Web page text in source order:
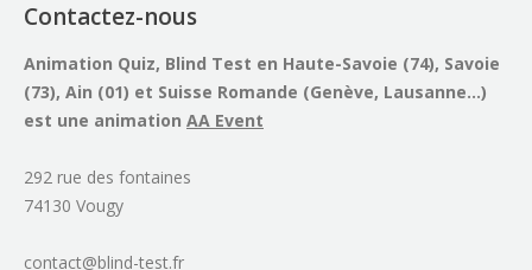
Contactez-nous
Animation Quiz, Blind Test en Haute-Savoie (74), Savoie
(73), Ain (01) et Suisse Romande (Genève, Lausanne...)
est une animation AA Event
292 rue des fontaines
74130 Vougy
contact@blind-test.fr